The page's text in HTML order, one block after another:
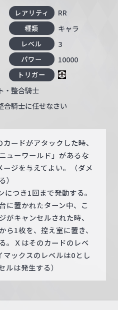
レアリティ RR
種類 キャラ
レベル 3
パワー 10000
トリガー
・整合騎士
合騎士に任せなさい
ードがアタックした時、
ューワールド」があるな
ジを与えてよい。（ダメ
）
につき1回まで発動する。
に置かれたターン中、こ
がキャンセルされた時、
ら1枚を、控え室に置き、
。Ｘはそのカードのレベ
ックスのレベルは0とし
ルは発生する）